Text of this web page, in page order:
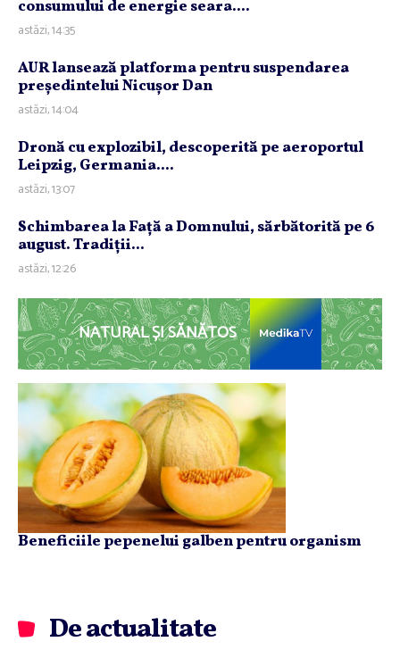
consumului de energie seara....
astăzi, 14:35
AUR lansează platforma pentru suspendarea
preşedintelui Nicuşor Dan
astăzi, 14:04
Dronă cu explozibil, descoperită pe aeroportul
Leipzig, Germania....
astăzi, 13:07
Schimbarea la Faţă a Domnului, sărbătorită pe 6
august. Tradiţii...
astăzi, 12:26
NATURAL ȘI SĂNĂTOS
Beneficiile pepenelui galben pentru organism
De actualitate